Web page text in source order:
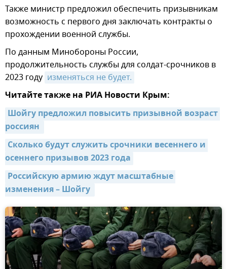
Также министр предложил обеспечить призывникам
возможность с первого дня заключать контракты о
прохождении военной службы.
По данным Минобороны России,
продолжительность службы для солдат-срочников в
2023 году изменяться не будет.
Читайте также на РИА Новости Крым:
Шойгу предложил повысить призывной возраст
россиян
Сколько будут служить срочники весеннего и
осеннего призывов 2023 года
Российскую армию ждут масштабные
изменения – Шойгу